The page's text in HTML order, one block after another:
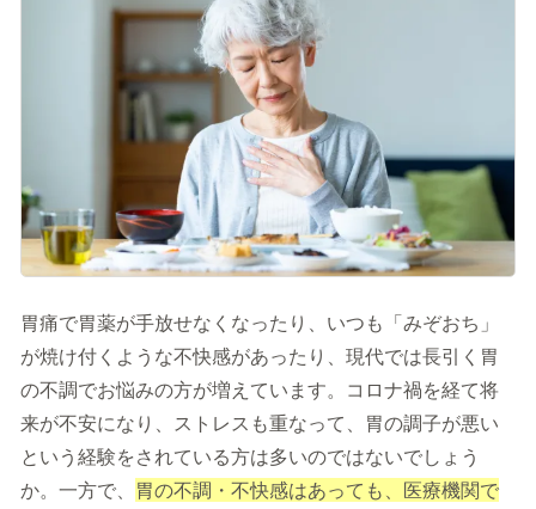
記事を読む
症状に関する記事
病気に関する記事
監修医師一覧
開院情報一覧
運営情報
運営会社／会社概要
プライバシーポリシー
サイトポリシー
胃痛で胃薬が手放せなくなったり、いつも「みぞおち」
が焼け付くような不快感があったり、現代では長引く胃
の不調でお悩みの方が増えています。コロナ禍を経て将
来が不安になり、ストレスも重なって、胃の調子が悪い
という経験をされている方は多いのではないでしょう
か。一方で、 胃の不調・不快感はあっても、医療機関で